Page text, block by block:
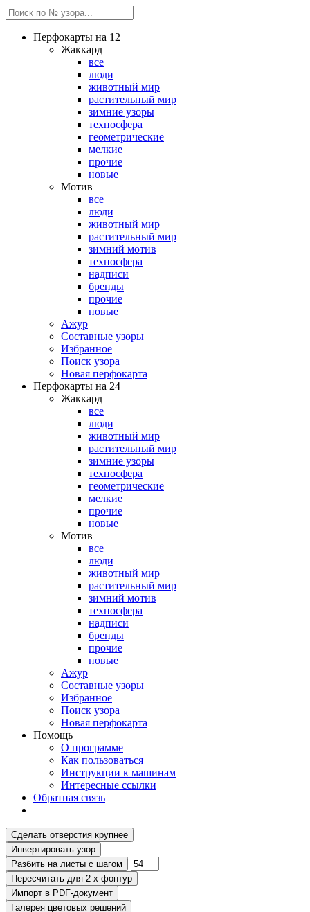
Перфокарты на 12
Жаккард
все
люди
животный мир
растительный мир
зимние узоры
техносфера
геометрические
мелкие
прочие
новые
Мотив
все
люди
животный мир
растительный мир
зимний мотив
техносфера
надписи
бренды
прочие
новые
Ажур
Составные узоры
Избранное
Поиск узора
Новая перфокарта
Перфокарты на 24
Жаккард
все
люди
животный мир
растительный мир
зимние узоры
техносфера
геометрические
мелкие
прочие
новые
Мотив
все
люди
животный мир
растительный мир
зимний мотив
техносфера
надписи
бренды
прочие
новые
Ажур
Составные узоры
Избранное
Поиск узора
Новая перфокарта
Помощь
О программе
Как пользоваться
Инструкции к машинам
Интересные ссылки
Обратная связь